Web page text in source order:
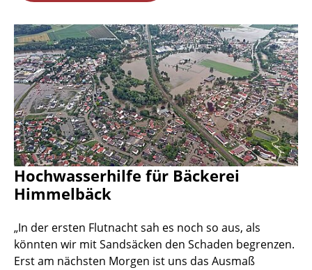
Hochwasserhilfe für Bäckerei
Himmelbäck
„In der ersten Flutnacht sah es noch so aus, als
könnten wir mit Sandsäcken den Schaden begrenzen.
Erst am nächsten Morgen ist uns das Ausmaß